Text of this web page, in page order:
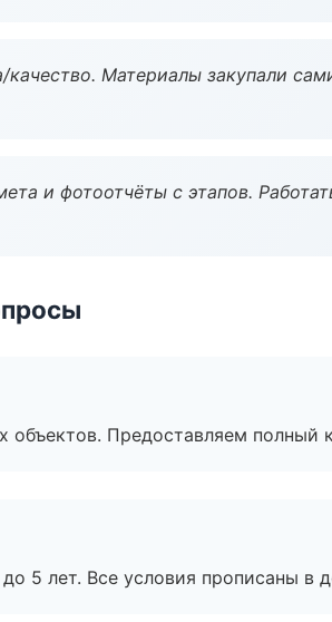
Материалы закупали
и фотоотчёты с этапов.
объектов. Предоставляем полный
5 лет. Все условия прописаны в